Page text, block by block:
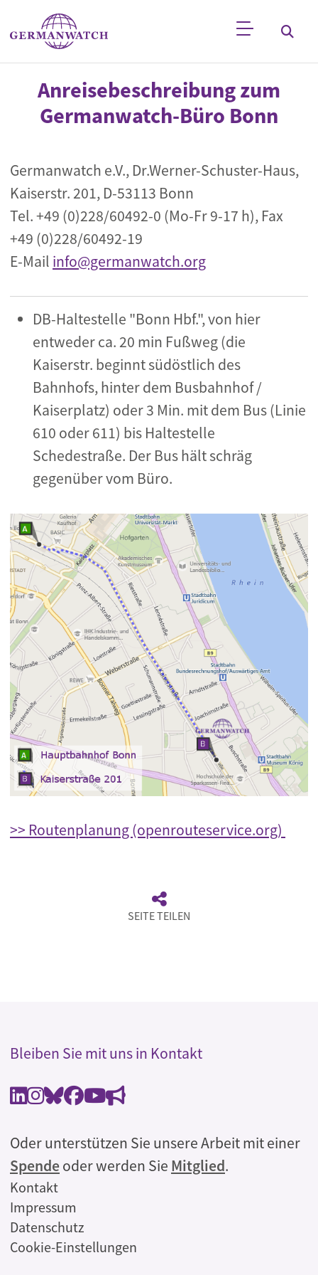
Direkt zum Inhalt
Stichwortsuche
Anreisebeschreibung zum
Germanwatch-Büro Bonn
Germanwatch e.V., Dr.Werner-Schuster-Haus,
Kaiserstr. 201, D-53113 Bonn
Tel. +49 (0)228/60492-0 (Mo-Fr 9-17 h), Fax
+49 (0)228/60492-19
E-Mail info@germanwatch.org
DB-Haltestelle "Bonn Hbf.", von hier
entweder ca. 20 min Fußweg (die
Kaiserstr. beginnt südöstlich des
Bahnhofs, hinter dem Busbahnhof /
Kaiserplatz) oder 3 Min. mit dem Bus (Linie
610 oder 611) bis Haltestelle
Schedestraße. Der Bus hält schräg
gegenüber vom Büro.
>> Routenplanung (openrouteservice.org)
SEITE TEILEN
Bleiben Sie mit uns in Kontakt
Oder unterstützen Sie unsere Arbeit mit einer
Spendeoder werden Sie Mitglied.
Rechtliches
Kontakt
Impressum
Datenschutz
Cookie-Einstellungen